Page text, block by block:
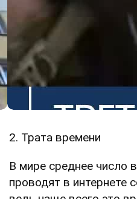
2. Трата времени
В мире среднее число
проводят в интернете